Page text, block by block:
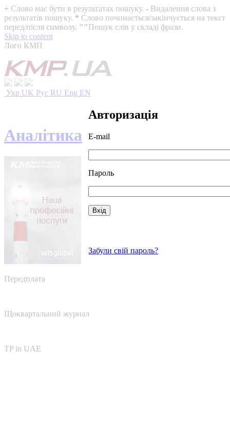
+ Слово має бути в результатах пошуку. - Видалення слова з
результатів пошуку. * Слово починається/закінчується на текст
перед/після символу. ""Пошук слів у складі фрази.
Skip to content
Лого КМП
Укр UK Рус RU Eng EN
Авторизація
E-mail
Пароль
Забули свій пароль?
Аналітика
Передплата
Щоквартальний журнал
TP in UAE